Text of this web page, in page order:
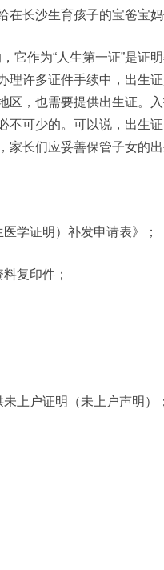
长沙生育孩子的宝爸宝妈
作为“人生第一证”是证明
理许多证件手续中，出生
区，也需要提供出生证。
不可少的。可以说，出生
长们应妥善保管子女的出
学证明）补发申请表》；
复印件；
上户证明（未上户声明）；